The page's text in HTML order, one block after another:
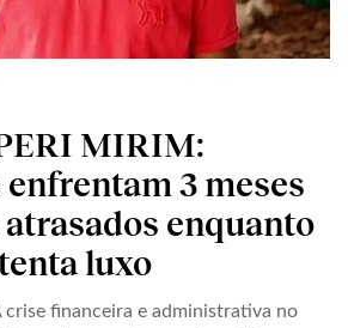
MIRIM:
3 meses
enquanto
luxo
crise financeira e administrativa no